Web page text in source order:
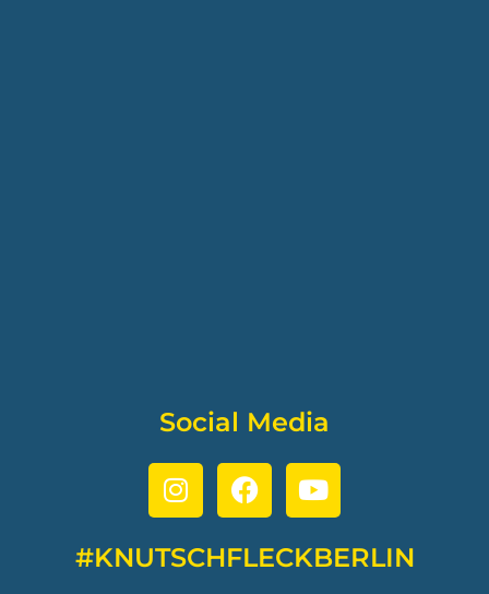
Social Media
#KNUTSCHFLECKBERLIN